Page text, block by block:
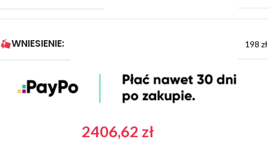
WNIESIENIE: 198 zł
2406,62 zł